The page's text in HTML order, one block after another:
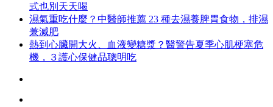
式也別天天喝
濕氣重吃什麼？中醫師推薦 23 種去濕養脾胃食物，排濕
兼減肥
熱到心臟開大火、血液變糖漿？醫警告夏季心肌梗塞危
機，３護心保健品聰明吃